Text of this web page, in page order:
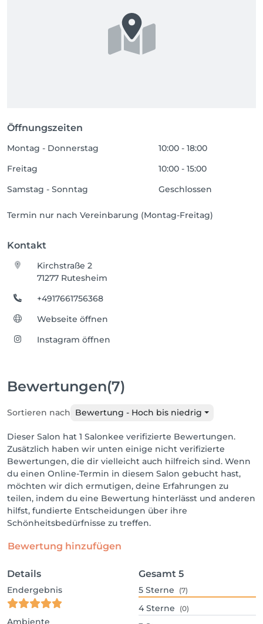
Öffnungszeiten
Montag - Donnerstag
10:00 - 18:00
Freitag
10:00 - 15:00
Samstag - Sonntag
Geschlossen
Termin nur nach Vereinbarung (Montag-Freitag)
Kontakt
Kirchstraße 2
71277 Rutesheim
+4917661756368
Webseite öffnen
Instagram öffnen
Bewertungen(7)
Sortieren nach Bewertung - Hoch bis niedrig
Dieser Salon hat 1 Salonkee verifizierte Bewertungen.
Zusätzlich haben wir unten einige nicht verifizierte
Bewertungen, die dir vielleicht auch hilfreich sind. Wenn
du einen Online-Termin in diesem Salon gebucht hast,
möchten wir dich ermutigen, deine Erfahrungen zu
teilen, indem du eine Bewertung hinterlässt und anderen
hilfst, fundierte Entscheidungen über ihre
Schönheitsbedürfnisse zu treffen.
Bewertung hinzufügen
Details
Endergebnis
Ambiente
Gesamt 5
5 Sterne (7)
4 Sterne (0)